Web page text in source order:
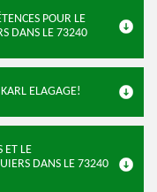
POUR LE
DANS LE 73240
ELAGAGE!
ET LE
DANS LE 73240